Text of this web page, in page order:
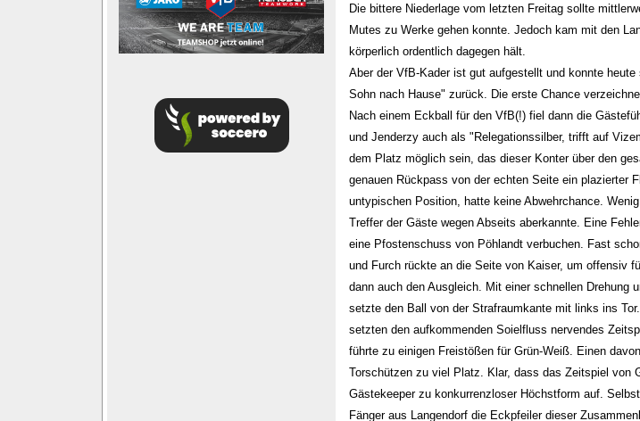
Die bittere Niederlage vom letzten Freitag sollte
Mutes zu Werke gehen konnte. Jedoch kam mit den
körperlich ordentlich dagegen hält.
Aber der VfB-Kader ist gut aufgestellt und konnte
Sohn nach Hause" zurück. Die erste Chance
Nach einem Eckball für den VfB(!) fiel dann die
und Jenderzy auch als "Relegationssilber, trifft auf
dem Platz möglich sein, das dieser Konter über den
genauen Rückpass von der echten Seite ein plazierter
untypischen Position, hatte keine Abwehrchance.
Treffer der Gäste wegen Abseits aberkannte. Eine
eine Pfostenschuss von Pöhlandt verbuchen. Fast
und Furch rückte an die Seite von Kaiser, um offensiv
dann auch den Ausgleich. Mit einer schnellen Drehung
setzte den Ball von der Strafraumkante mit links ins
setzten den aufkommenden Soielfluss nervendes
führte zu einigen Freistößen für Grün-Weiß. Einen
Torschützen zu viel Platz. Klar, dass das Zeitspiel von
Gästekeeper zu konkurrenzloser Höchstform auf.
Fänger aus Langendorf die Eckpfeiler dieser